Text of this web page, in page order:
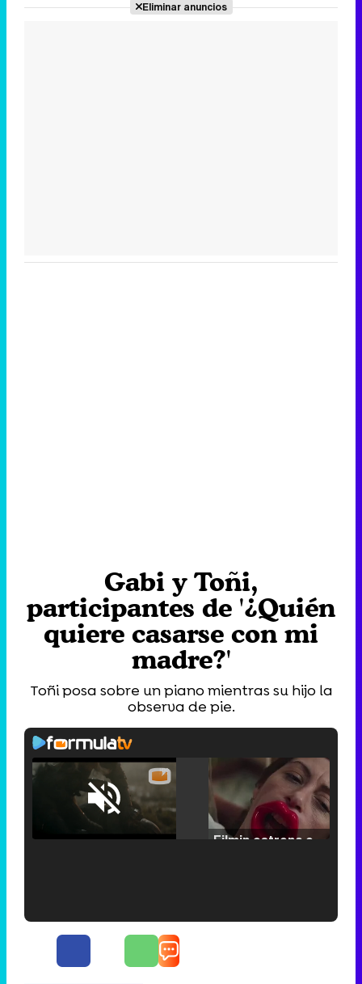
Eliminar anuncios
Gabi y Toñi,
participantes de '¿Quién
quiere casarse con mi
madre?'
Toñi posa sobre un piano mientras su hijo la
observa de pie.
Unmute /
Loaded :